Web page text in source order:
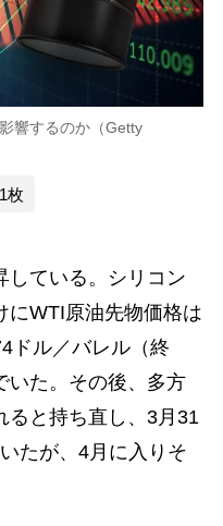
響するのか（Getty
枚
ている。シリコン
にWTI原油先物価格は
ドル／バレル（終
いた。その後、多方
ると持ち直し、3月31
たが、4月に入りそ